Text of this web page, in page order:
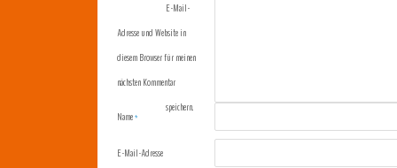
Name*
E-Mail-Adresse
E-Mail-
Adresse und Website in
diesem Browser für meinen
nächsten Kommentar
speichern.